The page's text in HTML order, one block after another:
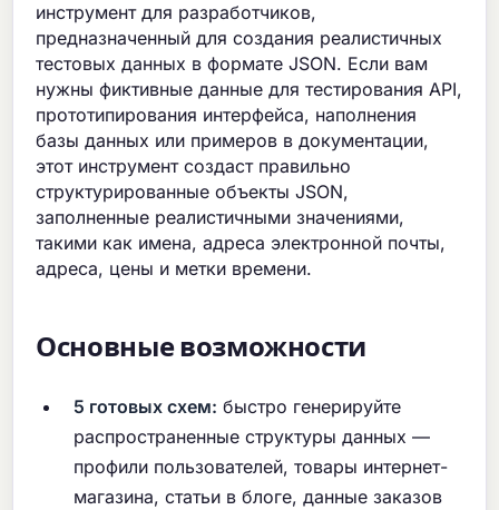
инструмент для разработчиков,
предназначенный для создания реалистичных
тестовых данных в формате JSON. Если вам
нужны фиктивные данные для тестирования API,
прототипирования интерфейса, наполнения
базы данных или примеров в документации,
этот инструмент создаст правильно
структурированные объекты JSON,
заполненные реалистичными значениями,
такими как имена, адреса электронной почты,
адреса, цены и метки времени.
Основные возможности
5 готовых схем: быстро генерируйте
распространенные структуры данных —
профили пользователей, товары интернет-
магазина, статьи в блоге, данные заказов